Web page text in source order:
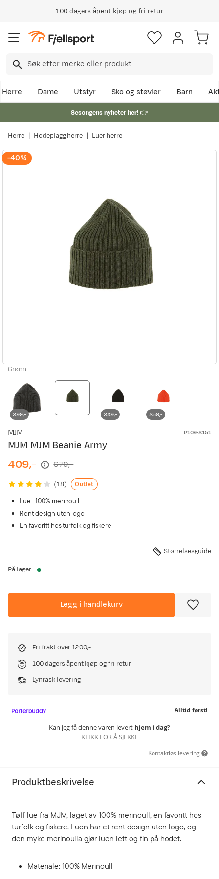
100 dagers åpent kjøp og fri retur
Herre Dame Utstyr Sko og støvler Barn
Sesongens nyheter her!👉
Herre Hodeplagg herre Luer herre
-40%
Grønn
399,- 339,- 359,-
MJM P109-8151
MJM MJM Beanie Army
discounted
price
409,-
original
price
679,-
(18)
Outlet
Lue i 100% merinoull
Rent design uten logo
En favoritt hos turfolk og fiskere
Størrelsesguide
På lager
Legg i handlekurv
Fri frakt over 1200,-
100 dagers åpent kjøp og fri retur
Lynrask levering
Alltid først!
Kan jeg få denne varen levert hjem i dag?
KLIKK FOR Å SJEKKE
Kontaktløs levering
Produktbeskrivelse
Tøff lue fra MJM, laget av 100% merinoull, en favoritt hos
turfolk og fiskere. Luen har et rent design uten logo, og
den myke merinoulla gjør luen lett og fin på hodet.
Materiale: 100% Merinoull